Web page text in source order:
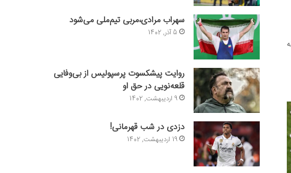
سهراب مرادی،مربی تیم‌ملی می‌شود
5 آذر, 1402
روایت پیشکسوت پرسپولیس از بی‌وفایی
قلعه‌نویی در حق او
9 اردیبهشت, 1402
دزدی در شب قهرمانی!
19 اردیبهشت, 1402